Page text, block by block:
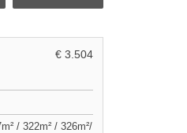
€ 3.504
/ 322m² / 326m²/